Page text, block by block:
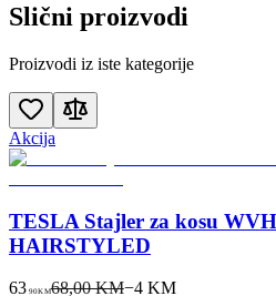
Slični proizvodi
Proizvodi iz iste kategorije
Akcija
TESLA Stajler za kosu
HAIRSTYLED
63 90KM68,00 KM−4KM